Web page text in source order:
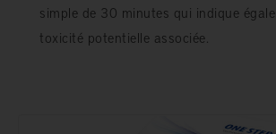
simple de 30 minutes qui indique
toxicité potentielle associée.